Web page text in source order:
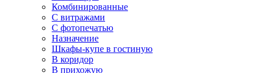
Комбинированные
С витражами
С фотопечатью
Назначение
Шкафы-купе в гостиную
В коридор
В прихожую